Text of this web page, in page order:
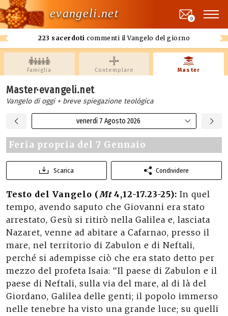
evangeli.net
223 sacerdoti commenti il Vangelo del giorno
0
Famiglia Contemplare Master
Master·evangeli.net
Vangelo di oggi + breve spiegazione teológica
venerdì 7 Agosto 2026
Feria propria del 7 Gennaio
Scarica Condividere
Testo del Vangelo (Mt4,12-17.23-25): In quel
tempo, avendo saputo che Giovanni era stato
arrestato, Gesù si ritirò nella Galilea e, lasciata
Nazaret, venne ad abitare a Cafarnao, presso il
mare, nel territorio di Zabulon e di Neftali,
perché si adempisse ciò che era stato detto per
mezzo del profeta Isaia: ‘‘Il paese di Zabulon e il
paese di Neftali, sulla via del mare, al di là del
Giordano, Galilea delle genti; il popolo immerso
nelle tenebre ha visto una grande luce; su quelli